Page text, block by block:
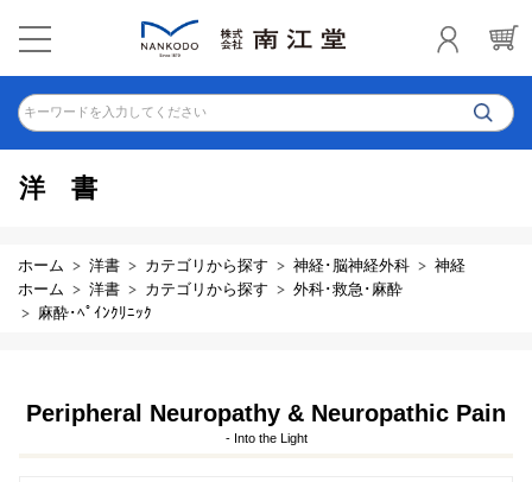
キーワードを入力してください
洋書
ホーム 洋書 カテゴリから探す 神経･脳神経外科
神経
ホーム
洋書 カテゴリから探す
外科･救急･麻酔
麻酔･ﾍﾟｲﾝｸﾘﾆｯｸ
Peripheral Neuropathy & Neuropathic Pain
- Into the Light